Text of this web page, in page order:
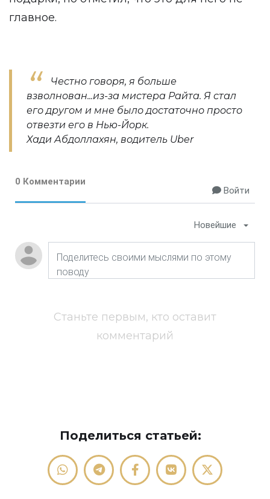
главное.
Честно говоря, я больше
взволнован...из-за мистера Райта. Я стал
его другом и мне было достаточно просто
отвезти его в Нью-Йорк.
Хади Абдоллахян, водитель Uber
0 Комментарии
Войти
Новейшие
Станьте первым, кто оставит
комментарий
Поделиться статьей: